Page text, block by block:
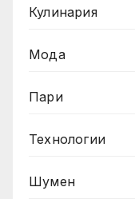
Кулинария
Мода
Пари
Технологии
Шумен